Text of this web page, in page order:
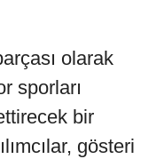
olarak
sporları
bir
gösteri